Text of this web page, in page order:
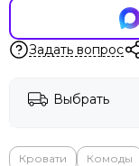
Задать вопрос
Выбрать
Кровати Комоды